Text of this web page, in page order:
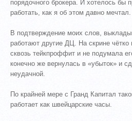
порядочного брокера. И хотелось бы
работать, как я об этом давно мечтал.
В подтверждение моих слов,
работают другие ДЦ. На скрине
сквозь тейкпроффит и не подумала
конечно же вернулась в «убыток» и
неудачной.
По крайней мере с Гранд Капитал
работает как швейцарские часы.